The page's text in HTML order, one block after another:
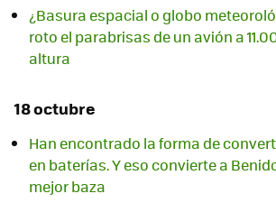
¿Basura espacial o globo
roto el parabrisas de un avión a
altura
18 octubre
Han encontrado la forma de
en baterías. Y eso convierte a
mejor baza